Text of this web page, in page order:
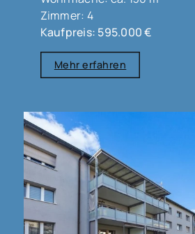
Zimmer: 4
Kaufpreis: 595.000 €
Mehr erfahren